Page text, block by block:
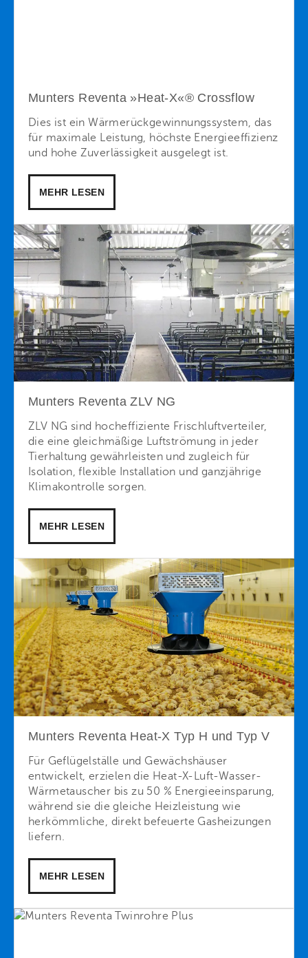
Munters Reventa »Heat-X«® Crossflow
Dies ist ein Wärmerückgewinnungssystem, das
für maximale Leistung, höchste Energieeffizienz
und hohe Zuverlässigkeit ausgelegt ist.
MEHR LESEN
Munters Reventa ZLV NG
ZLV NG sind hocheffiziente Frischluftverteiler,
die eine gleichmäßige Luftströmung in jeder
Tierhaltung gewährleisten und zugleich für
Isolation, flexible Installation und ganzjährige
Klimakontrolle sorgen.
MEHR LESEN
Munters Reventa Heat-X Typ H und Typ V
Für Geflügelställe und Gewächshäuser
entwickelt, erzielen die Heat-X-Luft-Wasser-
Wärmetauscher bis zu 50 % Energieeinsparung,
während sie die gleiche Heizleistung wie
herkömmliche, direkt befeuerte Gasheizungen
liefern.
MEHR LESEN